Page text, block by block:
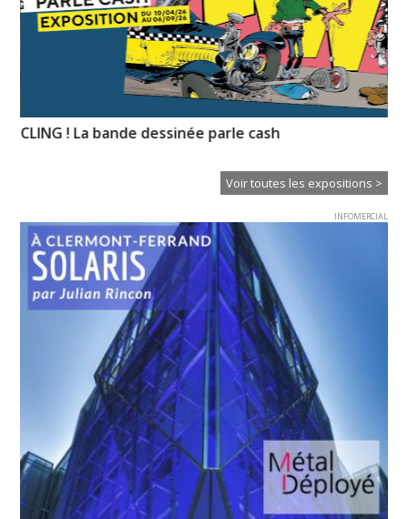
CLING ! La bande dessinée parle cash
Voir toutes les expositions >
INFOMERCIAL